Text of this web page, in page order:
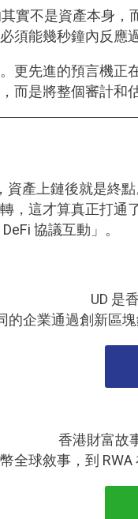
實不是資產本身
須能幾秒鐘內反應
更先進的預言機
而是將整個審計和
資產上鏈後就是終
，這才算真正打
協議互動」。
UD 是
的企業通過創新區
香港財富故
全球敘事，到